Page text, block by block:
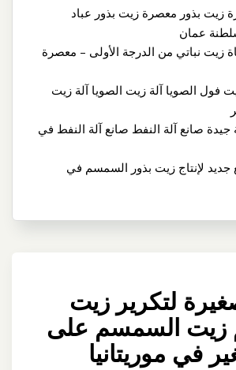
زيت بذور معصرة زيت بذور عباد
عمان
زيت نباتي من الدرجة الأولى – معصرة
فول الصويا آلة زيت الصويا آلة زيت
جيدة صانع آلة النفط صانع آلة النفط في
جديد لإنتاج زيت بذور السمسم في
لتكرير زيت
زيت السمسم على
في موريتانيا